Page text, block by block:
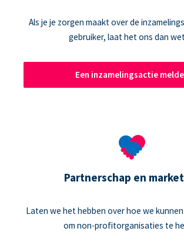
Als je je zorgen maakt over de
gebruiker, laat het ons dan
Een inzamelingsactie
Partnerschap en
Laten we het hebben over hoe we
om non-profitorganisaties te